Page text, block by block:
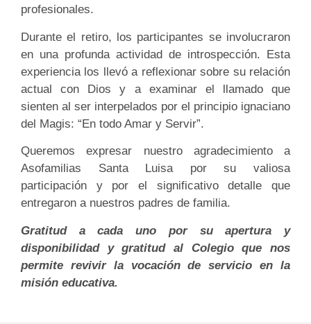
profesionales.
Durante el retiro, los participantes se involucraron
en una profunda actividad de introspección. Esta
experiencia los llevó a reflexionar sobre su relación
actual con Dios y a examinar el llamado que
sienten al ser interpelados por el principio ignaciano
del Magis: “En todo Amar y Servir”.
Queremos expresar nuestro agradecimiento a
Asofamilias Santa Luisa por su valiosa
participación y por el significativo detalle que
entregaron a nuestros padres de familia.
Gratitud a cada uno por su apertura y
disponibilidad y gratitud al Colegio que nos
permite revivir la vocación de servicio en la
misión educativa.